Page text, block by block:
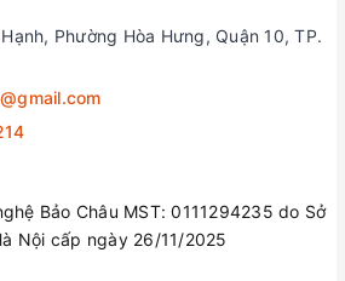
Phường Hòa Hưng, Quận 10, TP.
Bảo Châu MST: 0111294235 do Sở
Nội cấp ngày 26/11/2025